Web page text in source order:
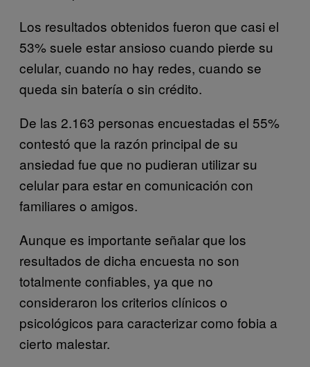
Los resultados obtenidos fueron que casi el
53% suele estar ansioso cuando pierde su
celular, cuando no hay redes, cuando se
queda sin batería o sin crédito.
De las 2.163 personas encuestadas el 55%
contestó que la razón principal de su
ansiedad fue que no pudieran utilizar su
celular para estar en comunicación con
familiares o amigos.
Aunque es importante señalar que los
resultados de dicha encuesta no son
totalmente confiables, ya que no
consideraron los criterios clínicos o
psicológicos para caracterizar como fobia a
cierto malestar.